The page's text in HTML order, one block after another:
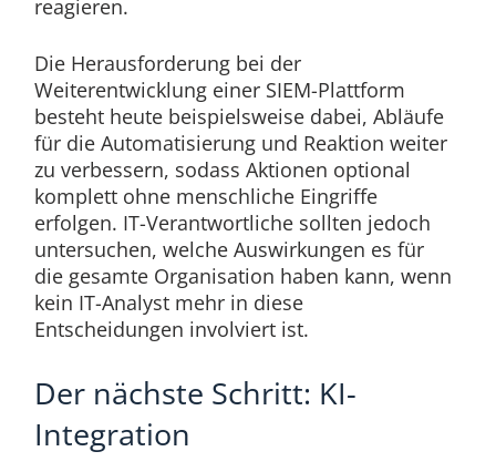
reagieren.
Die Herausforderung bei der
Weiterentwicklung einer SIEM-Plattform
besteht heute beispielsweise dabei, Abläufe
für die Automatisierung und Reaktion weiter
zu verbessern, sodass Aktionen optional
komplett ohne menschliche Eingriffe
erfolgen. IT-Verantwortliche sollten jedoch
untersuchen, welche Auswirkungen es für
die gesamte Organisation haben kann, wenn
kein IT-Analyst mehr in diese
Entscheidungen involviert ist.
Der nächste Schritt: KI-
Integration